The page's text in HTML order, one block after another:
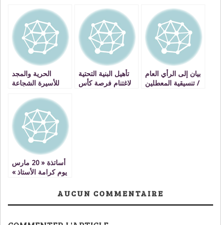
الحرية والمجد
للأسيرة الشجاعة
تأهيل البنية التحتية
لاغتنام فرصة كأس
بيان إلى الرأي العام
/ تنسيقية المعطلين
أساتذة « 20 مارس
يوم كرامة الأستاذ »
AUCUN COMMENTAIRE